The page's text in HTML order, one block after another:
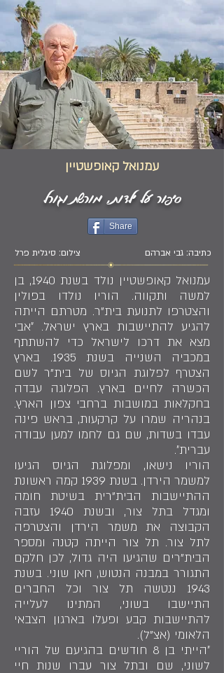
עמנואל קאופשטיין
סיפור על ילדות, מורשת וגורל
Share
צילום: סיגלית פרל כתיבה: גבי אברהם
עמנואל קאופשטיין נולד בשנת 1940, בן
למשה ותקווה. הוריו נולדו בפולין
והצטרפו לתנועת בית"ר. מטרתם הייתה
להגיע להתיישבות בארץ ישראל. ״אבי
מצא את דרכו לישראל כדי להשתתף
במכביה השנייה בשנת 1935. בארץ
הצטרף לפלוגת הגיוס של בית"ר לשם
הכשרה לחיים בארץ. הפלוגה עבדה
בחקלאות במושבות ברחבי צפון הארץ.
בנהריה שמרו על קרקעות, בראש פינה
עבדו בשדות, שם גם לחמו למען עבודה
עברית״.
הוריו נישאו, ומפלוגת הגיוס הגיעו
למשמר הירדן. בשנת 1939 קמה ראשונת
ההתיישבות הבית"רית בשיטת חומה
ומגדל בתל צור, ובשנת 1940 עזבה
הקבוצה את משמר הירדן והצטרפה
לתל צור. תל צור הייתה קטנה ומספר
הבית"רים שהגיעו היה גדול, לכן חלקם
התגורר במבנה הנטוש, חאן שוני. בשנת
1943 ננטשה תל צור וכל החברים
התיישבו בשוני, המתינו לעלייה
להתיישבות קבע ופעלו בארגון הצבאי
הלאומי (אצ"ל).
״הייתי בן 8 חודשים בהגיעם של הוריי
לשוני, שם ובתל צור עברו שנות חיי